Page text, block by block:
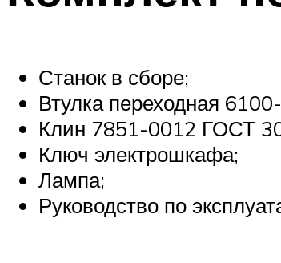
Станок в сборе;
Втулка переходная
Клин 7851-0012 ГОСТ
Ключ электрошкафа;
Лампа;
Руководство по